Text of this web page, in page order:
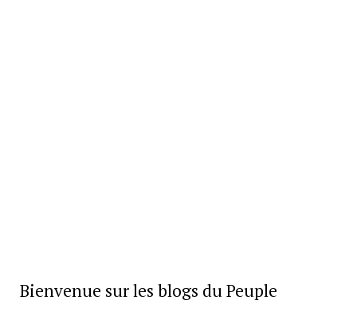
Bienvenue sur les blogs du Peuple